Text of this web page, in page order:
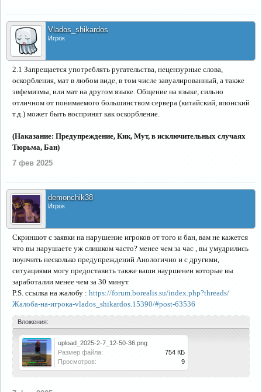
Vlados_shikardos
Игрок
2.1 Запрещается употреблять ругательства, нецензурные слова,
оскорбления, мат в любом виде, в том числе завуалированный, а также
эвфемизмы, или мат на другом языке. Общение на языке, сильно
отличном от понимаемого большинством сервера (китайский, японский
т.д.) может быть воспринят как оскорбление.
(Наказание: Предупреждение, Кик, Мут, в исключительных случаях
Тюрьма, Бан)
7 фев 2025
demonchik38
Игрок
Скриншот с заявки на нарушение игроков от того и бан, вам не кажется
что вы нарушаете уж слишком часто? менее чем за час , вы умудрились
поулчить несколько предупреждений Анологично и с другими,
ситуациями могу предоставить также ваши науршенеи которые вы
заработалии менее чем за 30 минут
P.S. ссылка на жалобу : https://forum.borealis.su/index.php?threads/
Жалоба-на-игрока-vlados_shikardos.15390/#post-63536
Вложения:
upload_2025-2-7_12-50-36.png
Размер файла:
754 КБ
Просмотров:
9